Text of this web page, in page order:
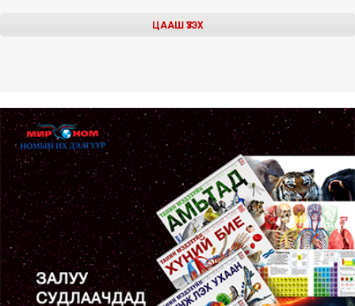
ЦААШ ҮЗЭХ